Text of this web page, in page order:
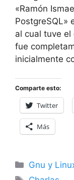
«Ramón
PostgreSQL»
al cual tuve
fue
inicialmente
Comparte esto:
Twitter
Más
Categorías
Gnu y
Etiquetas